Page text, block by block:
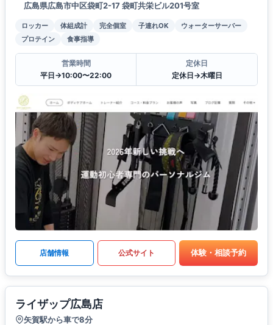
広島県広島市中区袋町2-17 袋町共栄ビル201号室
ロッカー 体組成計 完全個室 子連れOK
ウォーターサーバー
プロテイン
食事指導
営業時間
平日→10:00〜22:00
定休日
定休日→木曜日
店舗情報 公式サイト 体験・相談予約
ライザップ広島店
矢賀駅から車で8分